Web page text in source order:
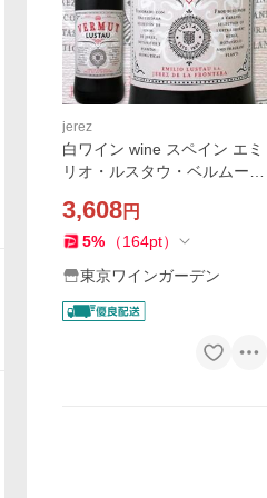
jerez
白ワイン wine スペイン エミ
リオ・ルスタウ・ベルムート
750mlフルボディミディアム
ボディボタニカル酒精強化や
3,608円
5% （164pt）
東京ワインガーデン